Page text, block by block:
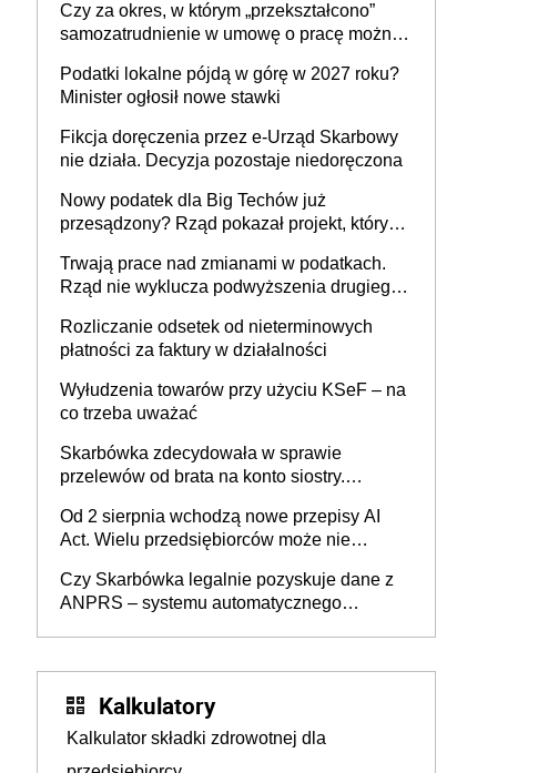
budynków i lokali związanych z
prowadzeniem działalności gospodarczej
Czy za okres, w którym „przekształcono”
samozatrudnienie w umowę o pracę można
umowy cywilnoprawnej jedynym
racjonalnym wyjściem
Podatki lokalne pójdą w górę w 2027 roku?
Minister ogłosił nowe stawki
Fikcja doręczenia przez e-Urząd Skarbowy
nie działa. Decyzja pozostaje niedoręczona
Nowy podatek dla Big Techów już
przesądzony? Rząd pokazał projekt, który
Trwają prace nad zmianami w podatkach.
Rząd nie wyklucza podwyższenia drugiego
Rozliczanie odsetek od nieterminowych
płatności za faktury w działalności
Wyłudzenia towarów przy użyciu KSeF – na
co trzeba uważać
Skarbówka zdecydowała w sprawie
przelewów od brata na konto siostry.
darowizna, ale podatku jednak nie będzie
Od 2 sierpnia wchodzą nowe przepisy AI
Act. Wielu przedsiębiorców może nie
Czy Skarbówka legalnie pozyskuje dane z
ANPRS – systemu automatycznego
Kalkulatory
Kalkulator składki zdrowotnej dla